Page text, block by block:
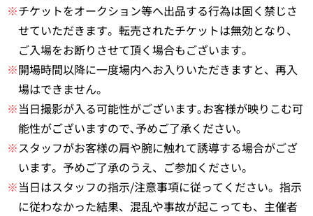
※チケットをオークション等へ出品する行為は固く禁じさ
せていただきます。転売されたチケットは無効となり、
ご入場をお断りさせて頂く場合もございます。
※開場時間以降に一度場内へお入りいただきますと、再入
場はできません。
※当日撮影が入る可能性がございます｡お客様が映りこむ可
能性がございますので､予めご了承ください｡
※スタッフがお客様の肩や腕に触れて誘導する場合がござ
います。予めご了承のうえ、ご参加ください。
※当日はスタッフの指示/注意事項に従ってください。指示
に従わなかった結果、混乱や事故が起こっても、主催者